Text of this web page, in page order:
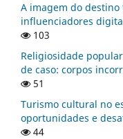
A imagem do
influenciadores
103
Religiosidade
de caso: corpos
51
Turismo cultural no
oportunidades e
44